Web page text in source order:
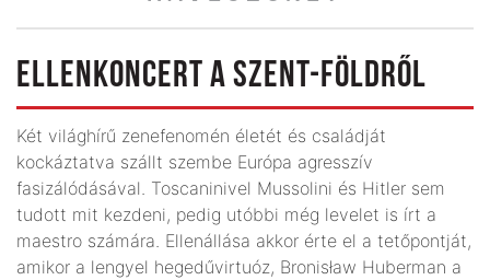
ELLENKONCERT A SZENT-FÖLDRŐL
Két világhírű zenefenomén életét és családját
kockáztatva szállt szembe Európa agresszív
fasizálódásával. Toscaninivel Mussolini és Hitler sem
tudott mit kezdeni, pedig utóbbi még levelet is írt a
maestro számára. Ellenállása akkor érte el a tetőpontját,
amikor a lengyel hegedűvirtuóz, Bronisław Huberman a